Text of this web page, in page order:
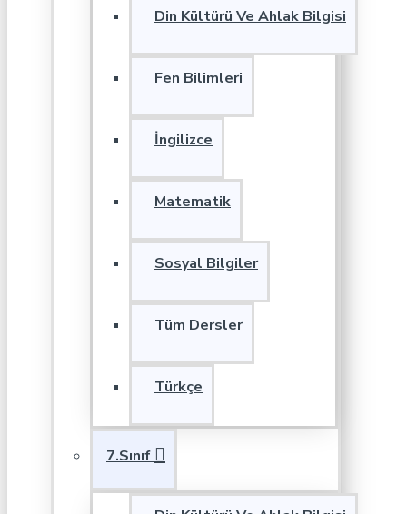
Din Kültürü Ve Ahlak Bilgisi
Fen Bilimleri
İngilizce
Matematik
Sosyal Bilgiler
Tüm Dersler
Türkçe
7.Sınıf